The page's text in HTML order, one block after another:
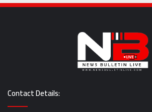
Contact Details: